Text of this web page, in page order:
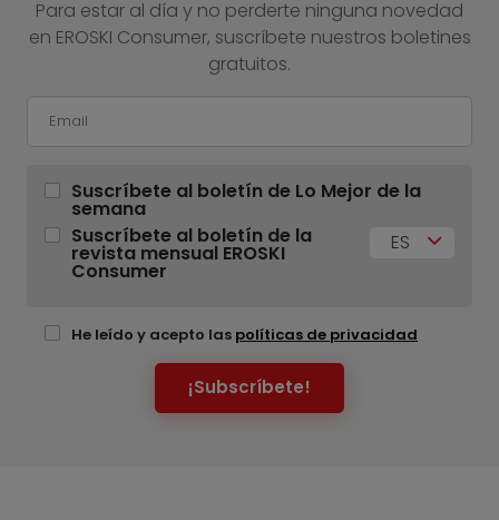
Para estar al día y no perderte ninguna novedad
en EROSKI Consumer, suscríbete nuestros boletines
gratuitos.
Suscríbete al boletín de Lo Mejor de la
semana
Suscríbete al boletín de la
revista mensual EROSKI
Consumer
ES
He leído y acepto las políticas de privacidad
¡Subscríbete!